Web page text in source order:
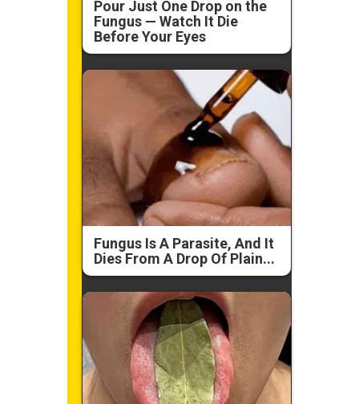
Pour Just One Drop on the
Fungus — Watch It Die
Before Your Eyes
Fungus Is A Parasite, And It
Dies From A Drop Of Plain...